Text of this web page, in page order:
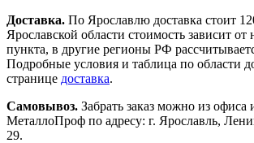
Доставка. По Ярославлю доставка стоит
Ярославской области стоимость зависит от
пункта, в другие регионы РФ
Подробные условия и таблица по области
странице доставка.
Самовывоз. Забрать заказ можно из офиса
МеталлоПроф по адресу: г. Ярославль,
29.